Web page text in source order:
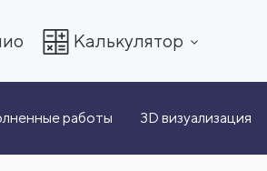
Калькулятор
работы 3D визуализация